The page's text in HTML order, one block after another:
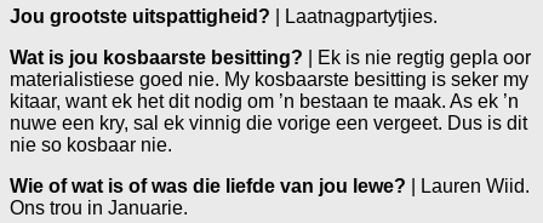
Jou grootste uitspattigheid? | Laatnagpartytjies.
Wat is jou kosbaarste besitting? | Ek is nie regtig gepla oor
materialistiese goed nie. My kosbaarste besitting is seker my
kitaar, want ek het dit nodig om ’n bestaan te maak. As ek ’n
nuwe een kry, sal ek vinnig die vorige een vergeet. Dus is dit
nie so kosbaar nie.
Wie of wat is of was die liefde van jou lewe? | Lauren Wiid.
Ons trou in Januarie.